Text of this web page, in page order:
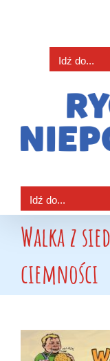
Idź do...
Idź do...
Walka z
ciemności